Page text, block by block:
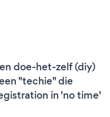
doe-het-zelf (diy)
"techie" die
in 'no time'